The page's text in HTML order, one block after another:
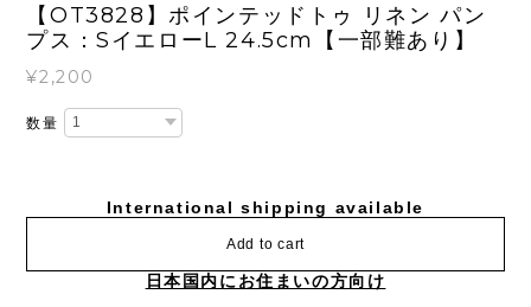
【OT3828】ポインテッドトゥ リネン パン
プス：SイエローL 24.5cm【一部難あり】
¥2,200
数量
International shipping available
Add to cart
日本国内にお住まいの方向け